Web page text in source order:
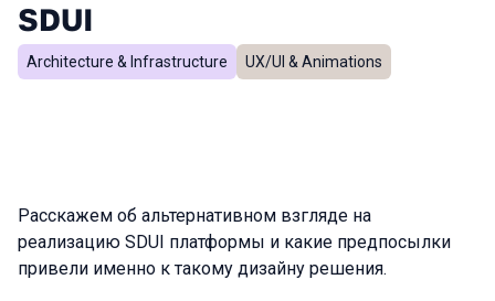
SDUI
Architecture & Infrastructure UX/UI & Animations
Расскажем об альтернативном взгляде на
реализацию SDUI платформы и какие предпосылки
привели именно к такому дизайну решения.